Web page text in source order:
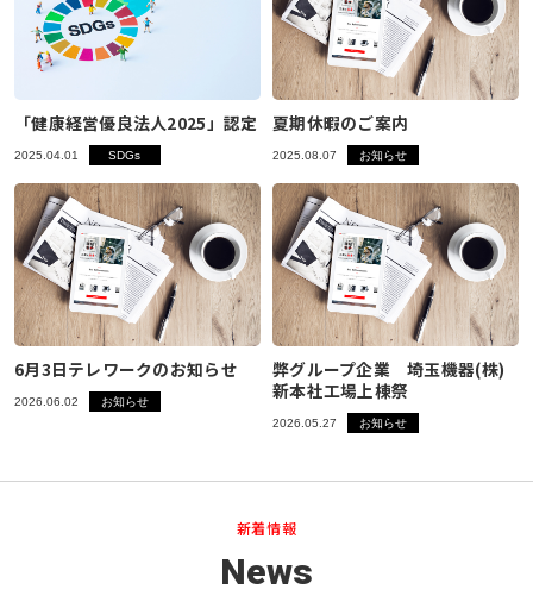
「健康経営優良法人2025」認定
2025.04.01 SDGs
夏期休暇のご案内
2025.08.07 お知らせ
6月3日テレワークのお知らせ
2026.06.02 お知らせ
弊グループ企業 埼玉機器(株)
新本社工場上棟祭
2026.05.27 お知らせ
新着情報
News